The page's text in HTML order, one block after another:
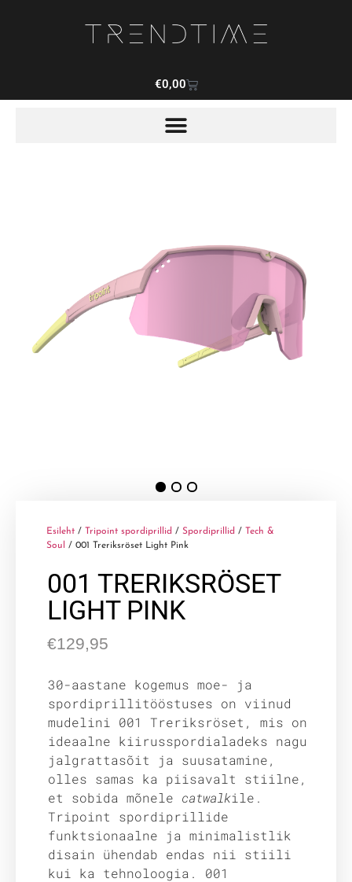
€0,00
Esileht / Tripoint spordiprillid / Spordiprillid /
Tech &
Soul
/ 001 Treriksröset Light Pink
001 TRERIKSRÖSET
LIGHT PINK
€129,95
30-aastane kogemus moe- ja
spordiprillitööstuses on viinud
mudelini 001 Treriksröset, mis on
ideaalne kiirusspordialadeks nagu
jalgrattasõit ja suusatamine,
olles samas ka piisavalt stiilne,
et sobida mõnele catwalkile.
Tripoint spordiprillide
funktsionaalne ja minimalistlik
disain ühendab endas nii stiili
kui ka tehnoloogia. 001